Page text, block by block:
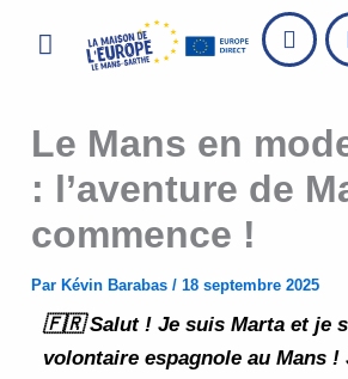
Menu
Le Mans en
: l’aventure de
commence !
Par Kévin Barabas/18 septembre 2025
🇫🇷 Salut ! Je suis Marta et je
volontaire espagnole au Mans !